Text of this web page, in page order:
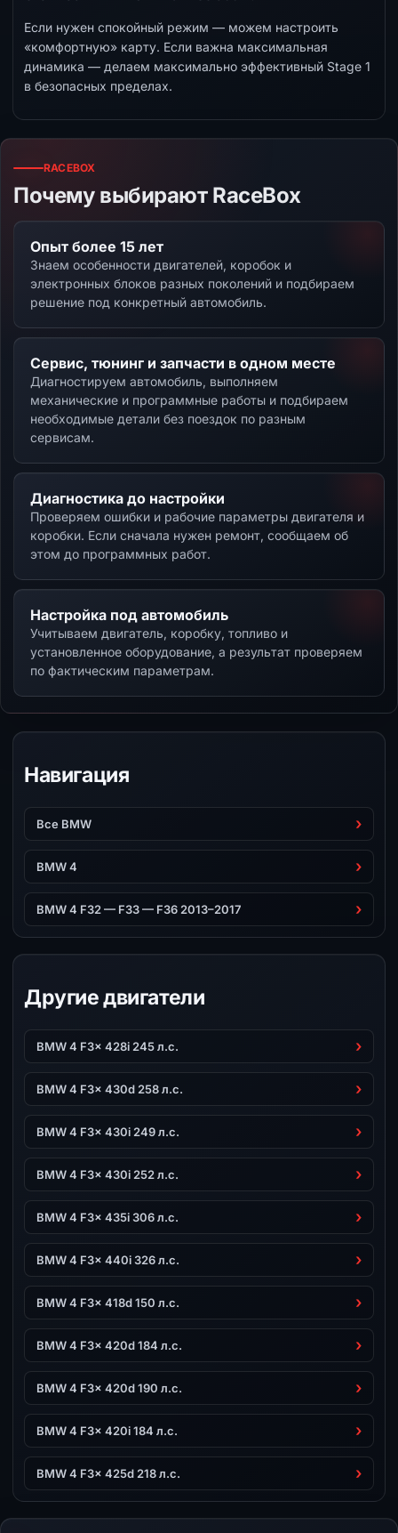
Если нужен спокойный режим — можем настроить
«комфортную» карту. Если важна максимальная
динамика — делаем максимально эффективный Stage 1
в безопасных пределах.
RACEBOX
Почему выбирают RaceBox
Опыт более 15 лет
Знаем особенности двигателей, коробок и
электронных блоков разных поколений и подбираем
решение под конкретный автомобиль.
Сервис, тюнинг и запчасти в одном месте
Диагностируем автомобиль, выполняем
механические и программные работы и подбираем
необходимые детали без поездок по разным
сервисам.
Диагностика до настройки
Проверяем ошибки и рабочие параметры двигателя и
коробки. Если сначала нужен ремонт, сообщаем об
этом до программных работ.
Настройка под автомобиль
Учитываем двигатель, коробку, топливо и
установленное оборудование, а результат проверяем
по фактическим параметрам.
Навигация
Все BMW
BMW 4
BMW 4 F32 — F33 — F36 2013–2017
Другие двигатели
BMW 4 F3x 428i 245 л.с.
BMW 4 F3x 430d 258 л.с.
BMW 4 F3x 430i 249 л.с.
BMW 4 F3x 430i 252 л.с.
BMW 4 F3x 435i 306 л.с.
BMW 4 F3x 440i 326 л.с.
BMW 4 F3x 418d 150 л.с.
BMW 4 F3x 420d 184 л.с.
BMW 4 F3x 420d 190 л.с.
BMW 4 F3x 420i 184 л.с.
BMW 4 F3x 425d 218 л.с.